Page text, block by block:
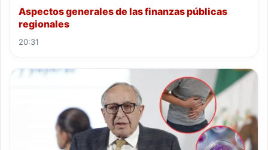
Aspectos generales de las finanzas públicas
regionales
20:31